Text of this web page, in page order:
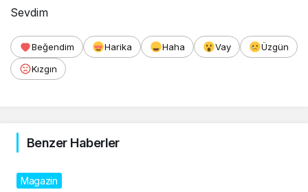
Sevdim
Beğendim Harika Haha Vay
Üzgün
Kızgın
Benzer Haberler
Magazin